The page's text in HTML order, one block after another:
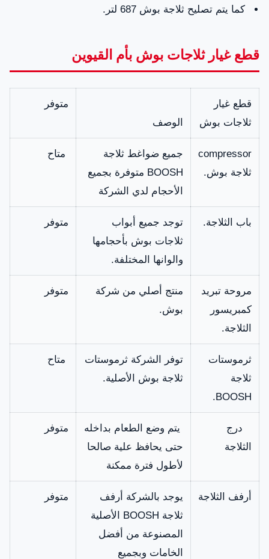
كما يتم تصليح ثلاجة بوش 687 لتر.
قطع غيار ثلاجات بوش بأم القيوين
قطع غيار
ثلاجات بوش
الوصف
متوفر
compressor
ثلاجة بوش.
جميع ضواغط ثلاجة
BOOSH متوفرة بجميع
الأحجام لدي الشركة
متاح
باب الثلاجة.
توجد جميع أبواب
ثلاجات بوش بأحجامها
والوانها المختلفة.
متوفر
مروحة تبريد
كمبريسور
الثلاجة.
منتج أصلي من شركة
بوش.
متوفر
ثرموستات
ثلاجة
BOOSH.
توفر الشركة ثرموستات
ثلاجة بوش الأصلية.
متاح
درج
الثلاجة
يتم وضع الطعام بداخله
حتى يحافظ علية صالحا
لأطول فترة ممكنة
متوفر
أرفف الثلاجة
يوجد بالشركة أرفف
ثلاجة BOOSH الأصلية
المصنوعة من أفضل
الخامات وبجميع
متوفر